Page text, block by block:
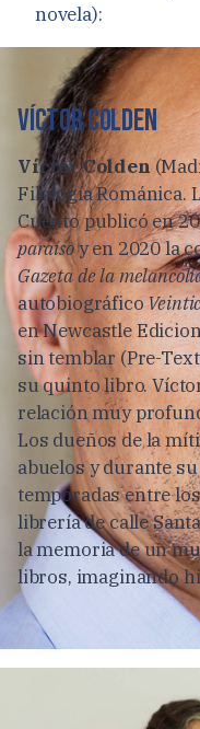
novela):
VÍCTOR COLDEN
Víctor Colden
Filología Románica.
Cuento publicó en
paraísoy en 2020 la
Gazeta de la
autobiográfico
en Newcastle
sin temblar (Pre-
su quinto libro.
relación muy
Los dueños de la
abuelos y durante
temporadas entre
librería de calle
la memoria de un
libros, imaginando